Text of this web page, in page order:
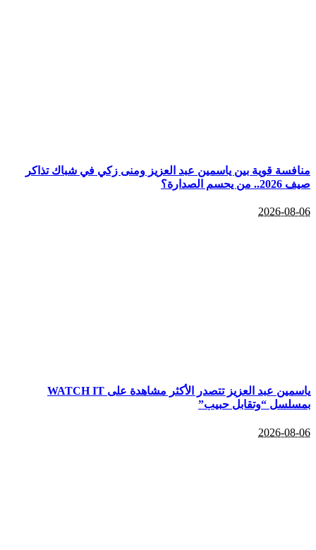
منافسة قوية بين ياسمين عبد العزيز ومنى زكي في شباك تذاكر
صيف 2026.. من يحسم الصدارة؟
2026-08-06
ياسمين عبد العزيز تتصدر الأكثر مشاهدة على WATCH IT
بمسلسل “وتقابل حبيب”
2026-08-06